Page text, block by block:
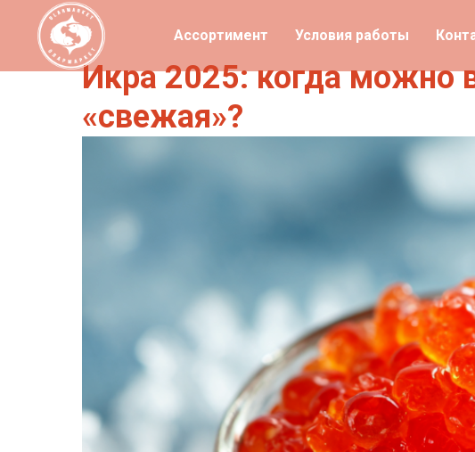
Ассортимент Условия работы
Икра 2025: когда можно
«свежая»?